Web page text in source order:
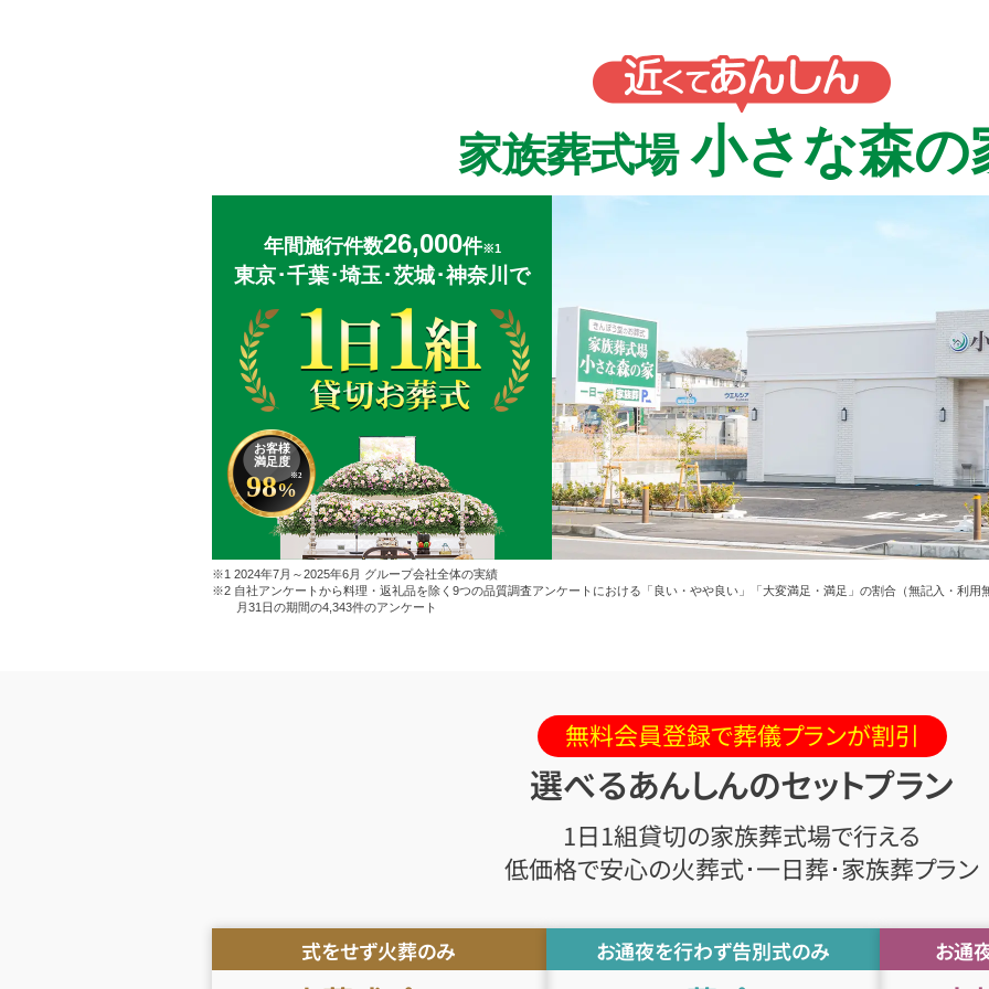
家族葬式場小さな森の
年間施行件数26,000件※1
東京･千葉･埼玉･茨城･神奈川で
お客様
満足度
98%
※2
※1 2024年7月～2025年6月 グループ会社全体の実績
※2 自社アンケートから料理・返礼品を除く9つの品質調査アンケートにおける「良い・やや良い」「大変満足・満足」の割合（無記入・利用
月31日の期間の4,343件のアンケート
無料会員登録で葬儀プランが割引
選べるあんしんのセットプラン
1日1組貸切の家族葬式場で行える
低価格で安心の火葬式･一日葬･家族葬プラン
式をせず火葬のみ お通夜を行わず告別式のみ お通